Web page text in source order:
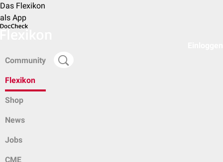
Das Flexikon
als App
Community
Flexikon
Shop
News
Jobs
CME